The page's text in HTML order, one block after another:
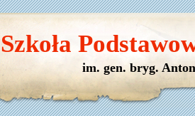
Szkoła
im. gen. bryg.